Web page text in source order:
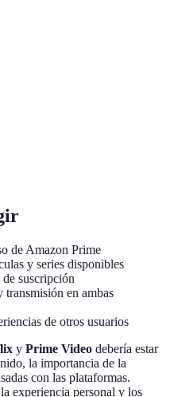
de Amazon Prime
y series disponibles
suscripción
en ambas
de otros usuarios
y Prime Video debería estar
la importancia de la
con las plataformas.
experiencia personal y los